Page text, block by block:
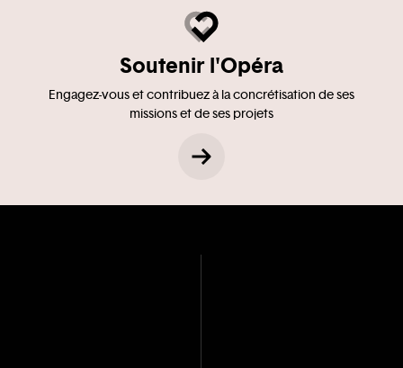
Soutenir l'Opéra
Engagez-vous et contribuez à la concrétisation de ses
missions et de ses projets